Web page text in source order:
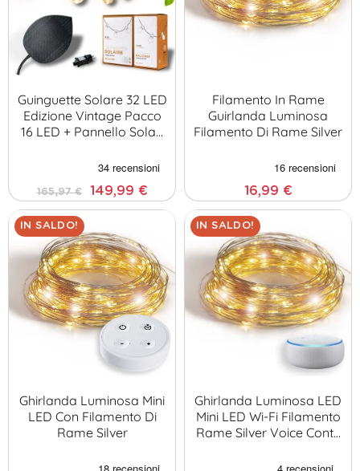
Guinguette Solare 32 LED
Edizione Vintage Pacco
16 LED + Pannello Sola…
165,97 € 149,99 €
Filamento In Rame
Guirlanda Luminosa
Filamento Di Rame Silver
16,99 €
IN SALDO!
Ghirlanda Luminosa Mini
LED Con Filamento Di
Rame Silver
IN SALDO!
Ghirlanda Luminosa LED
Mini LED Wi-Fi Filamento
Rame Silver Voice Cont…